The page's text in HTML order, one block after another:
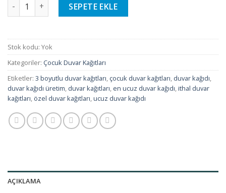
SEPETE EKLE
Stok kodu: Yok
Kategoriler: Çocuk Duvar Kağıtları
Etiketler: 3 boyutlu duvar kağıtları, çocuk duvar kağıtları, duvar kağıdı,
duvar kağıdı üretim, duvar kağıtları, en ucuz duvar kağıdı,ithal duvar
kağıtları, özel duvar kağıtları,ucuz duvar kağıdı
AÇIKLAMA